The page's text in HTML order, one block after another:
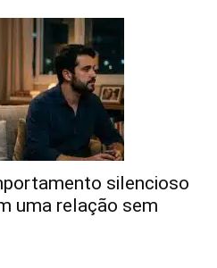
silencioso
uma relação sem